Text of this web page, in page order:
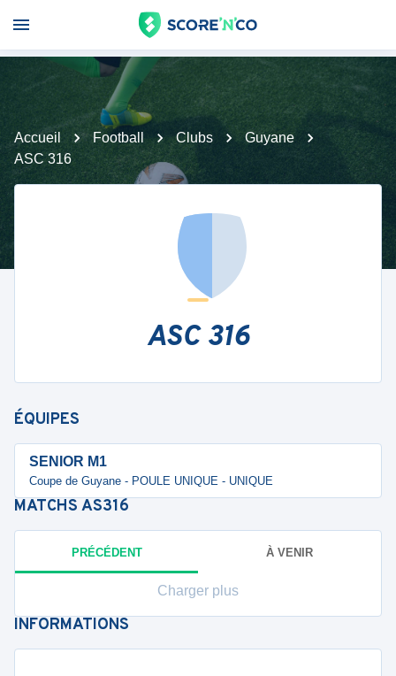
Accueil Football Clubs
Guyane
ASC 316
ASC 316
ÉQUIPES
SENIOR M1
Coupe de Guyane - POULE UNIQUE - UNIQUE
MATCHS AS316
PRÉCÉDENT À VENIR
Charger plus
INFORMATIONS